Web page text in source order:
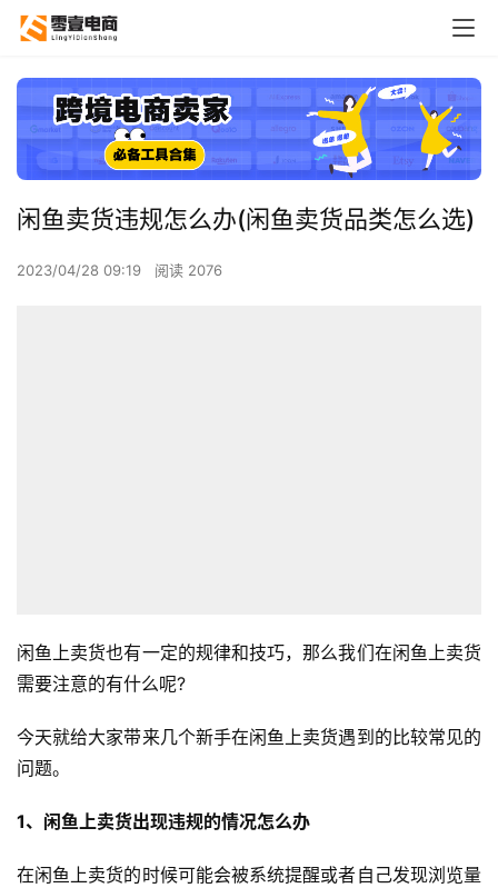
闲鱼卖货违规怎么办(闲鱼卖货品类怎么选)
2023/04/28 09:19 阅读 2076
闲鱼上卖货也有一定的规律和技巧，那么我们在闲鱼上卖货
需要注意的有什么呢?
今天就给大家带来几个新手在闲鱼上卖货遇到的比较常见的
问题。
1、闲鱼上卖货出现违规的情况怎么办
在闲鱼上卖货的时候可能会被系统提醒或者自己发现浏览量